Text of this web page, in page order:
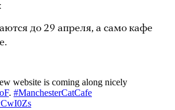
до 29 апреля, а само кафе